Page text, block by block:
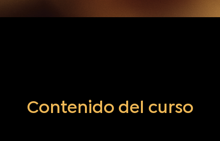
Contenido del curso